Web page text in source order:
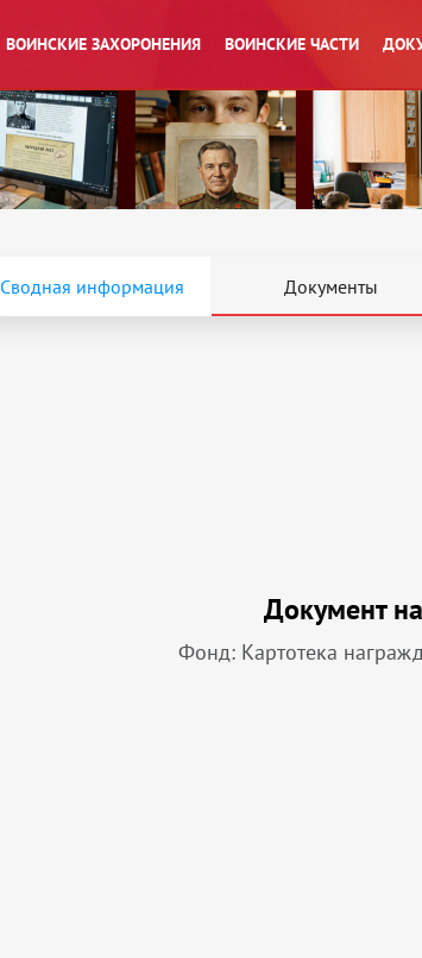
ВОИНСКИЕ ЗАХОРОНЕНИЯ ВОИНСКИЕ ЧАСТИ
Сводная информация Документы
Документ
Фонд: Картотека